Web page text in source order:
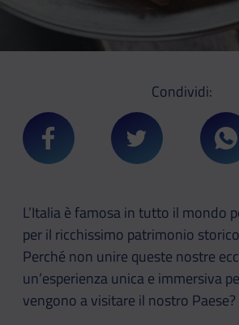
Condividi:
Condividi su Facebook
Condividi su
L’Italia è famosa in tutto il mondo
per il ricchissimo patrimonio
Perché non unire queste nostre
un’esperienza unica e immersiva
vengono a visitare il nostro Paese?